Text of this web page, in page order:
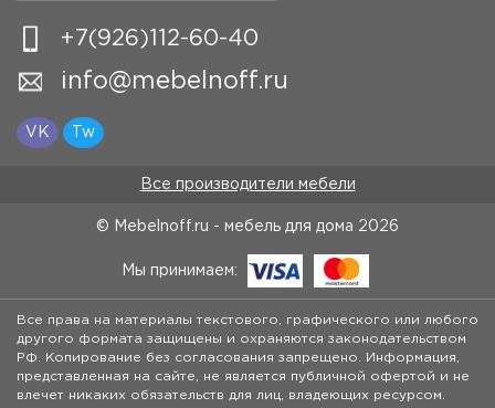
+7(926)112-60-40
info@mebelnoff.ru
VK Tw
Все производители мебели
© Mebelnoff.ru - мебель для дома 2026
Мы принимаем:
Все права на материалы текстового, графического или любого
другого формата защищены и охраняются законодательством
РФ. Копирование без согласования запрещено. Информация,
представленная на сайте, не является публичной офертой и не
влечет никаких обязательств для лиц, владеющих ресурсом.